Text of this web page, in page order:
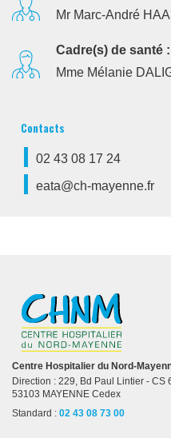
Mr Marc-André
Cadre(s) de santé :
Mme Mélanie
Contacts
02 43 08 17 24
eata@ch-mayenne.fr
Centre Hospitalier du Nord-
Direction : 229, Bd Paul Lintier - CS
53103 MAYENNE Cedex
Standard : 02 43 08 73 00